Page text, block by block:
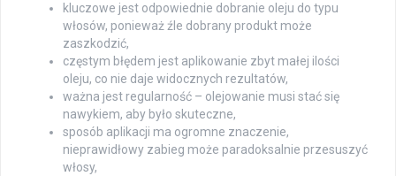
kluczowe jest odpowiednie dobranie oleju do typu
włosów, ponieważ źle dobrany produkt może
zaszkodzić,
częstym błędem jest aplikowanie zbyt małej ilości
oleju, co nie daje widocznych rezultatów,
ważna jest regularność – olejowanie musi stać się
nawykiem, aby było skuteczne,
sposób aplikacji ma ogromne znaczenie,
nieprawidłowy zabieg może paradoksalnie przesuszyć
włosy,